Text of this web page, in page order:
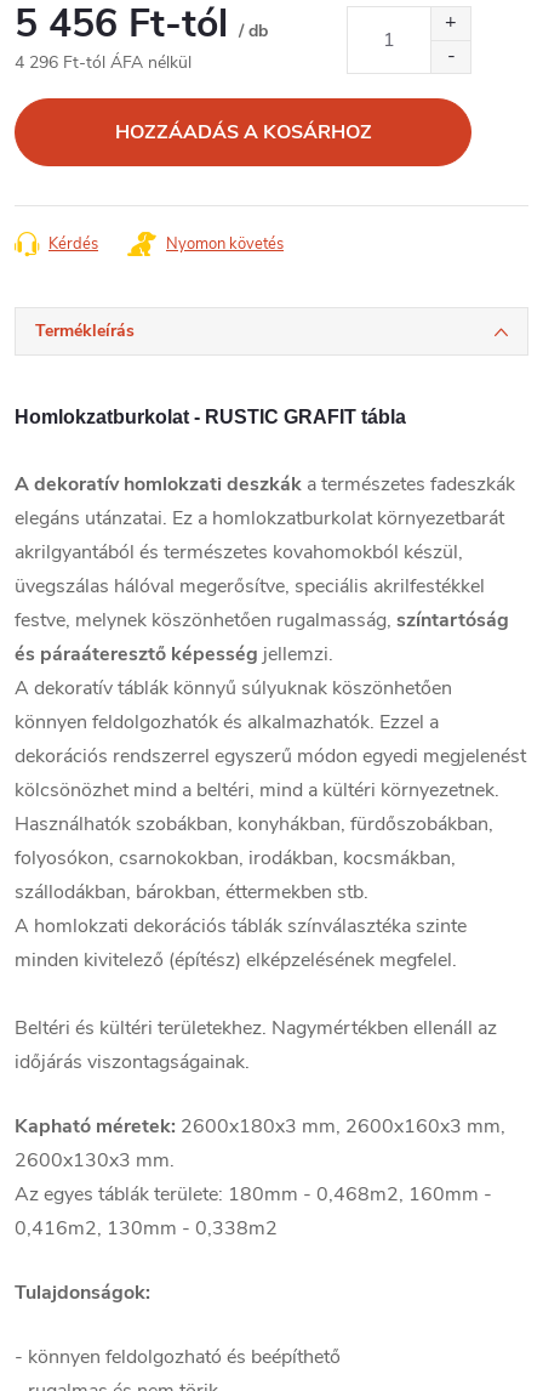
5 456 Ft-tól / db
4 296 Ft-tól ÁFA nélkül
HOZZÁADÁS A KOSÁRHOZ
Kérdés Nyomon követés
Termékleírás
Homlokzatburkolat - RUSTIC GRAFIT tábla
Adekoratív homlokzati deszkák a természetes fadeszkák
elegáns utánzatai. Ez a homlokzatburkolat környezetbarát
akrilgyantából és természetes kovahomokból készül,
üvegszálas hálóval megerősítve, speciális akrilfestékkel
festve, melynek köszönhetően rugalmasság, színtartóság
és páraáteresztő képesség jellemzi.
A dekoratív táblák könnyű súlyuknak köszönhetően
könnyen feldolgozhatók és alkalmazhatók. Ezzel a
dekorációs rendszerrel egyszerű módon egyedi megjelenést
kölcsönözhet mind a beltéri, mind a kültéri környezetnek.
Használhatók szobákban, konyhákban, fürdőszobákban,
folyosókon, csarnokokban, irodákban, kocsmákban,
szállodákban, bárokban, éttermekben stb.
A homlokzati dekorációs táblák színválasztéka szinte
minden kivitelező (építész) elképzelésének megfelel.
Beltéri és kültéri területekhez. Nagymértékben ellenáll az
időjárás viszontagságainak.
Kapható méretek: 2600x180x3 mm, 2600x160x3 mm,
2600x130x3 mm.
Az egyes táblák területe: 180mm - 0,468m2, 160mm -
0,416m2, 130mm - 0,338m2
Tulajdonságok:
- könnyen feldolgozható és beépíthető